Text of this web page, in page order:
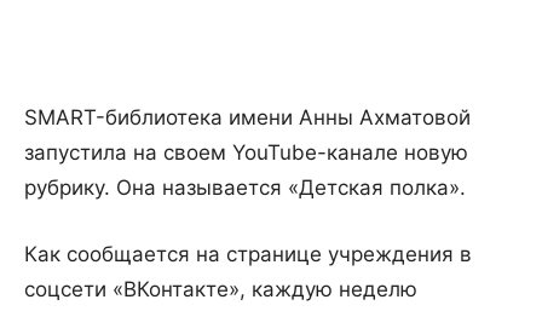
SMART-библиотека имени Анны Ахматовой
запустила на своем YouTube-канале новую
рубрику. Она называется «Детская полка».
Как сообщается на странице учреждения в
соцсети «ВКонтакте», каждую неделю